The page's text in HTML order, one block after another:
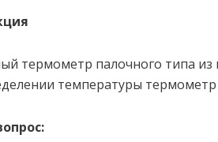
термометр палочного типа из
температуры